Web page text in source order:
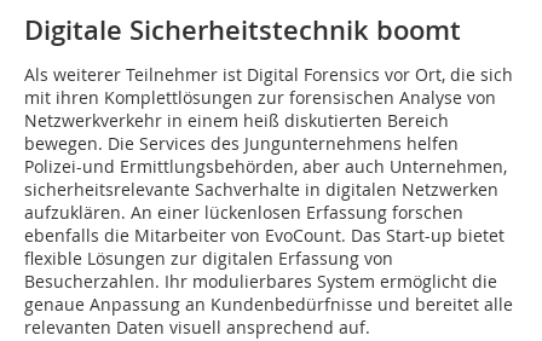
Digitale Sicherheitstechnik boomt
Als weiterer Teilnehmer ist Digital Forensics vor Ort, die sich
mit ihren Komplettlösungen zur forensischen Analyse von
Netzwerkverkehr in einem heiß diskutierten Bereich
bewegen. Die Services des Jungunternehmens helfen
Polizei-und Ermittlungsbehörden, aber auch Unternehmen,
sicherheitsrelevante Sachverhalte in digitalen Netzwerken
aufzuklären. An einer lückenlosen Erfassung forschen
ebenfalls die Mitarbeiter von EvoCount. Das Start-up bietet
flexible Lösungen zur digitalen Erfassung von
Besucherzahlen. Ihr modulierbares System ermöglicht die
genaue Anpassung an Kundenbedürfnisse und bereitet alle
relevanten Daten visuell ansprechend auf.